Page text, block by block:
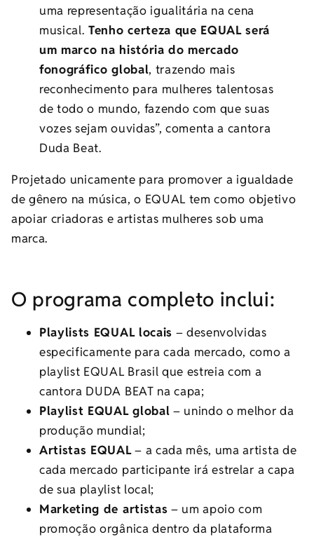
uma representação igualitária na cena
musical. Tenho certeza que EQUAL será
um marco na história do mercado
fonográfico global, trazendo mais
reconhecimento para mulheres talentosas
de todo o mundo, fazendo com que suas
vozes sejam ouvidas”, comenta a cantora
Duda Beat.
Projetado unicamente para promover a igualdade
de gênero na música, o EQUAL tem como objetivo
apoiar criadoras e artistas mulheres sob uma
marca.
O programa completo inclui:
Playlists EQUAL locais – desenvolvidas
especificamente para cada mercado, como a
playlist EQUAL Brasil que estreia com a
cantora DUDA BEAT na capa;
Playlist EQUAL global – unindo o melhor da
produção mundial;
Artistas EQUAL– a cada mês, uma artista de
cada mercado participante irá estrelar a capa
de sua playlist local;
Marketing de artistas – um apoio com
promoção orgânica dentro da plataforma